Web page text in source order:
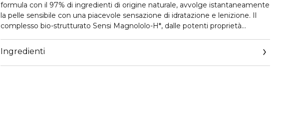
formula con il 97% di ingredienti di origine naturale, avvolge istantaneamente
la pelle sensibile con una piacevole sensazione di idratazione e lenizione. Il
complesso bio-strutturato Sensi Magnololo-H*, dalle potenti proprietà
l'equilibrio idro-lipidico. L'estratto biologico di Centella asiatica rafforza le
difese della pelle contro gli effetti negativi dei raggi UV ed altri fattori esterni,
contrastando i processi di invecchiamento precoce. La pelle ritrova comfort e
Ingredienti